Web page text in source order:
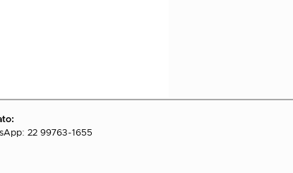
22 99763-1655